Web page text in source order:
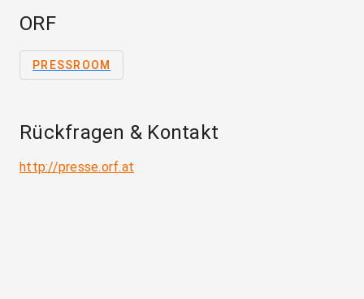
ORF
PRESSROOM
Rückfragen & Kontakt
http://presse.orf.at